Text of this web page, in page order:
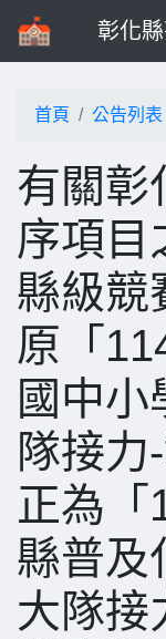
彰化
首頁 公告列表
有關彰
序項目
縣級競
原「
國中小
隊接力
正為「
縣普及
大隊接